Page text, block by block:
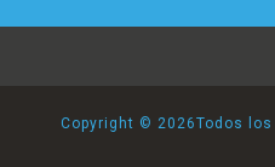
Copyright © 2026Todos los